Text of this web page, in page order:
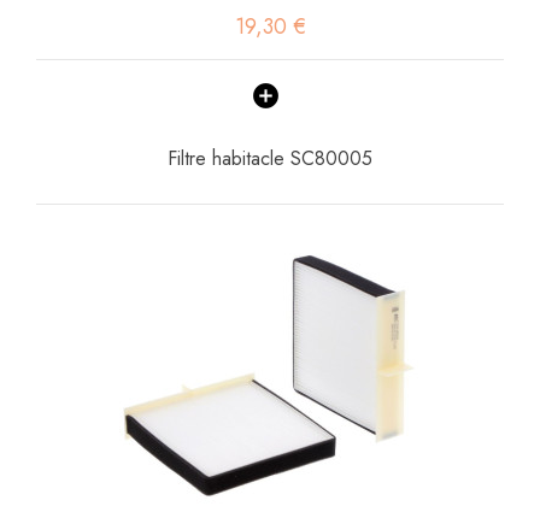
19,30 €
Filtre habitacle SC80005